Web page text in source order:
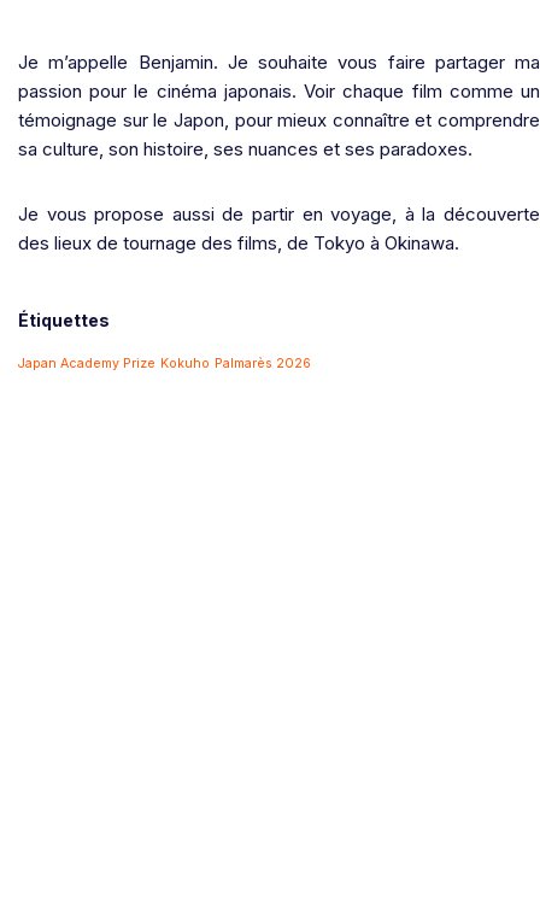
Je m’appelle Benjamin. Je souhaite vous faire partager ma
passion pour le cinéma japonais. Voir chaque film comme un
témoignage sur le Japon, pour mieux connaître et comprendre
sa culture, son histoire, ses nuances et ses paradoxes.
Je vous propose aussi de partir en voyage, à la découverte
des lieux de tournage des films, de Tokyo à Okinawa.
Étiquettes
Japan Academy Prize Kokuho Palmarès 2026